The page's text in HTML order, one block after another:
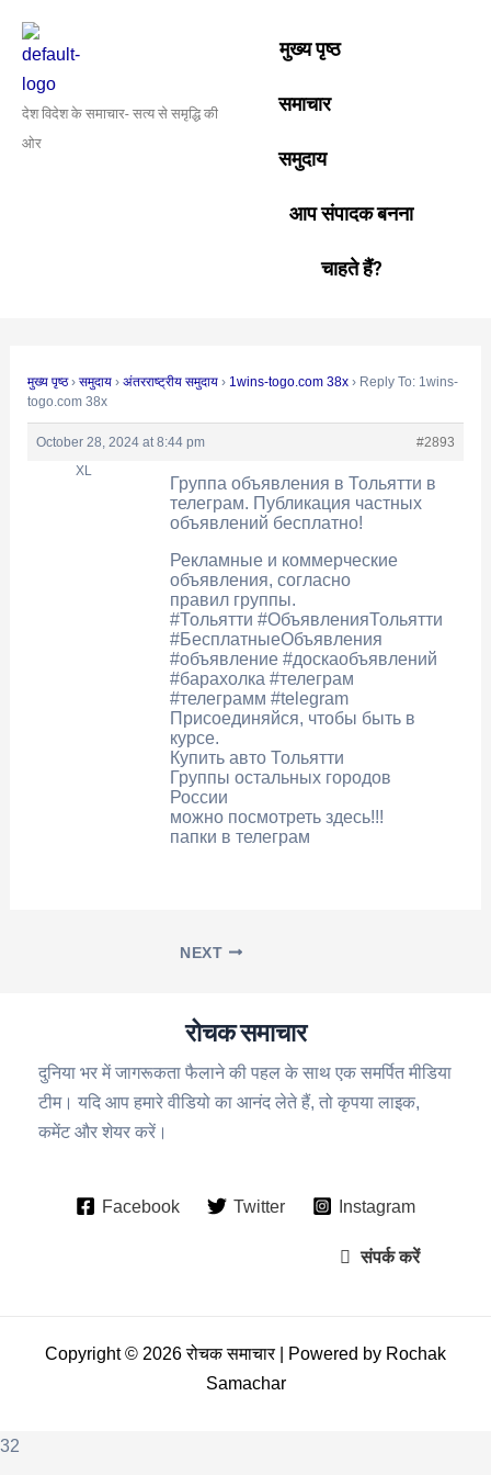
content
देश विदेश के समाचार- सत्य से समृद्धि की
ओर
मुख्य पृष्ठ
समाचार
समुदाय
आप संपादक बनना
चाहते हैं?
मुख्य पृष्ठ › समुदाय › अंतरराष्ट्रीय समुदाय › 1wins-togo.com 38x › Reply To: 1wins-
togo.com 38x
October 28, 2024 at 8:44 pm
#2893
XL
Группа объявления в Тольятти в
телеграм. Публикация частных
объявлений бесплатно!
Рекламные и коммерческие
объявления, согласно
правил группы.
#Тольятти #ОбъявленияТольятти
#БесплатныеОбъявления
#объявление #доскаобъявлений
#барахолка #телеграм
#телеграмм #telegram
Присоединяйся, чтобы быть в
курсе.
Купить авто Тольятти
Группы остальных городов
России
можно посмотреть здесь!!!
папки в телеграм
navigation
NEXT
रोचक समाचार
दुनिया भर में जागरूकता फैलाने की पहल के साथ एक समर्पित मीडिया
टीम। यदि आप हमारे वीडियो का आनंद लेते हैं, तो कृपया लाइक,
कमेंट और शेयर करें।
Facebook Twitter Instagram
संपर्क करें
Copyright © 2026 रोचक समाचार | Powered by Rochak
Samachar
32